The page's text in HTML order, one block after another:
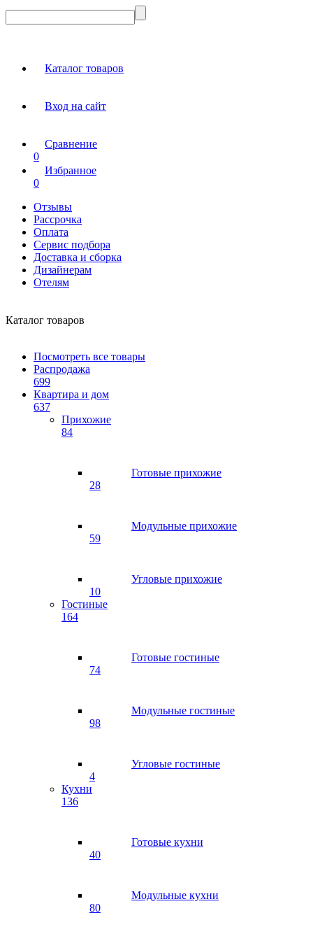
Каталог товаров
Вход на сайт
Сравнение
0
Избранное
0
Отзывы
Рассрочка
Оплата
Сервис подбора
Доставка и сборка
Дизайнерам
Отелям
Каталог товаров
Посмотреть все товары
Распродажа
699
Квартира и дом
637
Прихожие
84
Готовые прихожие
28
Модульные прихожие
59
Угловые прихожие
10
Гостиные
164
Готовые гостиные
74
Модульные гостиные
98
Угловые гостиные
4
Кухни
136
Готовые кухни
40
Модульные кухни
80